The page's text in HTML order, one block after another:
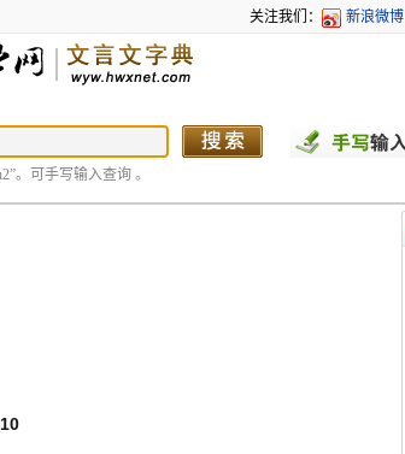
关注我们： 新浪微博
。可手写输入查询 。
10